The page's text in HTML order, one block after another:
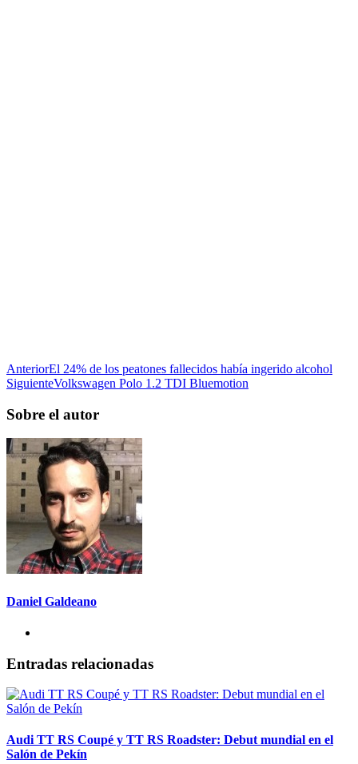
AnteriorEl 24% de los peatones fallecidos había ingerido alcohol
SiguienteVolkswagen Polo 1.2 TDI Bluemotion
Sobre el autor
Daniel Galdeano
Entradas relacionadas
Audi TT RS Coupé y TT RS Roadster: Debut mundial en el
Salón de Pekín